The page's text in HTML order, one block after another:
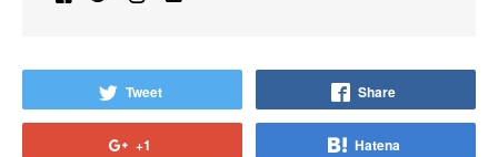
Tweet Share
+1 Hatena